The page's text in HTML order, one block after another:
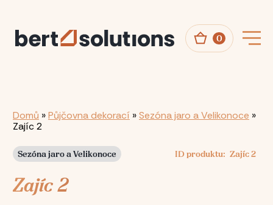
hlavnímu
obsahu
0
Drobečková
navigace
Domů Půjčovna dekorací
Sezóna jaro a Velikonoce
Zajíc 2
Sezóna jaro a Velikonoce ID produktu Zajíc 2
Zajíc 2